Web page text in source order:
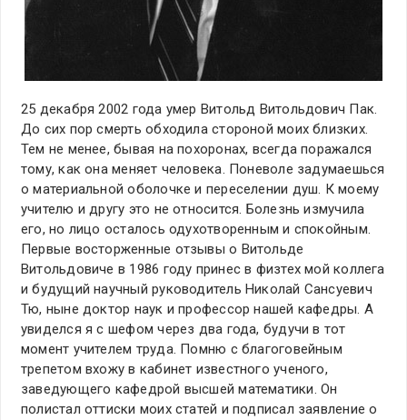
25 декабря 2002 года умер Витольд Витольдович Пак.
До сих пор смерть обходила стороной моих близких.
Тем не менее, бывая на похоронах, всегда поражался
тому, как она меняет человека. Поневоле задумаешься
о материальной оболочке и переселении душ. К моему
учителю и другу это не относится. Болезнь измучила
его, но лицо осталось одухотворенным и спокойным.
Первые восторженные отзывы о Витольде
Витольдовиче в 1986 году принес в физтех мой коллега
и будущий научный руководитель Николай Сансуевич
Тю, ныне доктор наук и профессор нашей кафедры. А
увиделся я с шефом через два года, будучи в тот
момент учителем труда. Помню с благоговейным
трепетом вхожу в кабинет известного ученого,
заведующего кафедрой высшей математики. Он
полистал оттиски моих статей и подписал заявление о